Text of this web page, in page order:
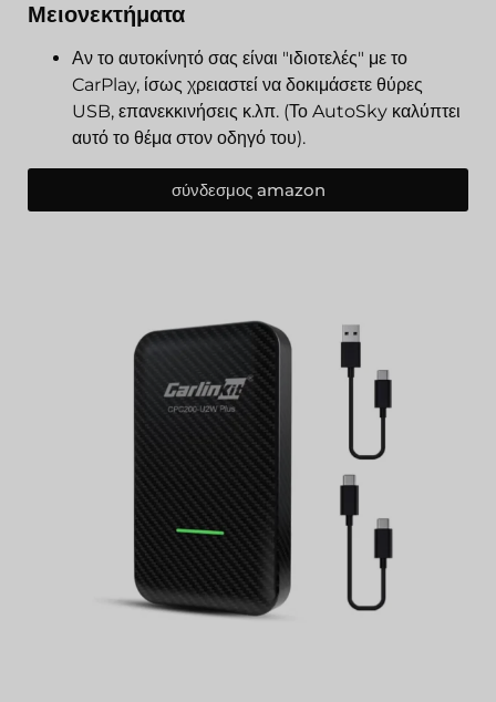
Μειονεκτήματα
Αν το αυτοκίνητό σας είναι "ιδιοτελές" με το
CarPlay, ίσως χρειαστεί να δοκιμάσετε θύρες
USB, επανεκκινήσεις κ.λπ. (Το AutoSky καλύπτει
αυτό το θέμα στον οδηγό του).
σύνδεσμος amazon